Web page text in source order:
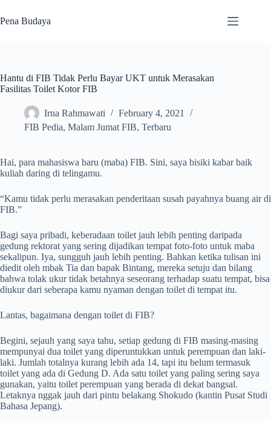
to
content
Pena Budaya
Hantu di FIB Tidak Perlu Bayar UKT untuk Merasakan
Fasilitas Toilet Kotor FIB
Irna Rahmawati
February 4, 2021
FIB Pedia, Malam Jumat FIB, Terbaru
Hai, para mahasiswa baru (maba) FIB. Sini, saya bisiki kabar baik
kuliah daring di telingamu.
“Kamu tidak perlu merasakan penderitaan susah payahnya buang air di
FIB.”
Bagi saya pribadi, keberadaan toilet jauh lebih penting daripada
gedung rektorat yang sering dijadikan tempat foto-foto untuk maba
sekalipun. Iya, sungguh jauh lebih penting. Bahkan ketika tulisan ini
diedit oleh mbak Tia dan bapak Bintang, mereka setuju dan bilang
bahwa tolak ukur tidak betahnya seseorang terhadap suatu tempat, bisa
diukur dari seberapa kamu nyaman dengan toilet di tempat itu.
Lantas, bagaimana dengan toilet di FIB?
Begini, sejauh yang saya tahu, setiap gedung di FIB masing-masing
mempunyai dua toilet yang diperuntukkan untuk perempuan dan laki-
laki. Jumlah totalnya kurang lebih ada 14, tapi itu belum termasuk
toilet yang ada di Gedung D. Ada satu toilet yang paling sering saya
gunakan, yaitu toilet perempuan yang berada di dekat bangsal.
Letaknya nggak jauh dari pintu belakang Shokudo (kantin Pusat Studi
Bahasa Jepang).